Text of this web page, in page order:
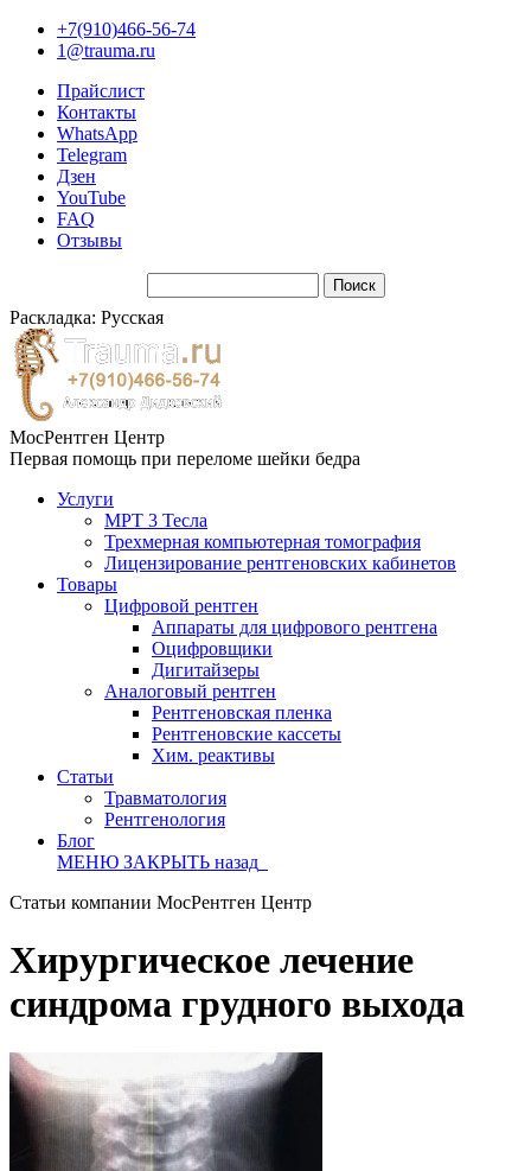
+7(910)466-56-74
1@trauma.ru
Прайслист
Контакты
WhatsApp
Telegram
Дзен
YouTube
FAQ
Отзывы
Раскладка: Русская
МосРентген Центр
Первая помощь при переломе шейки бедра
Услуги
МРТ 3 Тесла
Трехмерная компьютерная томография
Лицензирование рентгеновских кабинетов
Товары
Цифровой рентген
Аппараты для цифрового рентгена
Оцифровщики
Дигитайзеры
Аналоговый рентген
Рентгеновская пленка
Рентгеновские кассеты
Хим. реактивы
Статьи
Травматология
Рентгенология
Блог
МЕНЮ ЗАКРЫТЬ назад
Статьи компании МосРентген Центр
Хирургическое лечение
синдрома грудного выхода